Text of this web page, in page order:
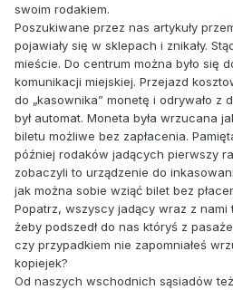
swoim rodakiem.
Poszukiwane przez nas artykuły
pojawiały się w sklepach i znikały.
mieście. Do centrum można było się
komunikacji miejskiej. Przejazd
do „kasownika” monetę i odrywało z
był automat. Moneta była wrzucana
biletu możliwe bez zapłacenia.
później rodaków jadących pierwszy
zobaczyli to urządzenie do
jak można sobie wziąć bilet bez
Popatrz, wszyscy jadący wraz z nami
żeby podszedł do nas któryś z
czy przypadkiem nie zapomniałeś
kopiejek?
Od naszych wschodnich sąsiadów